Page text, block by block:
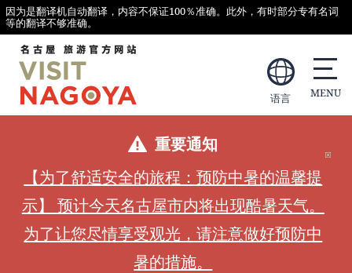
因为是翻译机自动翻译，内容不保证100％准确。此外，有时部分专有名词
等的翻译不够准确。
语言
重要通知
【为了舒适安全的旅程：预防中暑的温馨提
示】 预计今天名古屋市内将出现酷暑天气。
为了让您尽情享受观光，请注意做好预防中
暑的措施。